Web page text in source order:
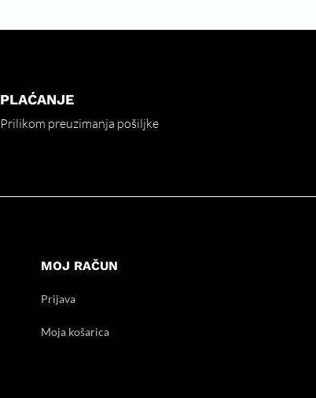
PLAĆANJE
Prilikom preuzimanja pošiljke
MOJ RAČUN
Prijava
Moja košarica